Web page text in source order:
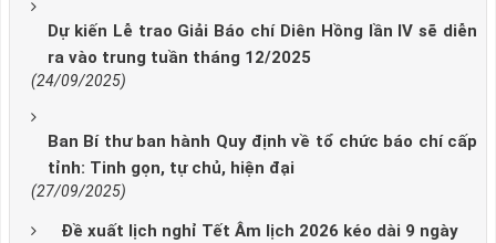
Dự kiến Lễ trao Giải Báo chí Diên Hồng lần IV sẽ diễn
ra vào trung tuần tháng 12/2025
(24/09/2025)
Ban Bí thư ban hành Quy định về tổ chức báo chí cấp
tỉnh: Tinh gọn, tự chủ, hiện đại
(27/09/2025)
Đề xuất lịch nghỉ Tết Âm lịch 2026 kéo dài 9 ngày